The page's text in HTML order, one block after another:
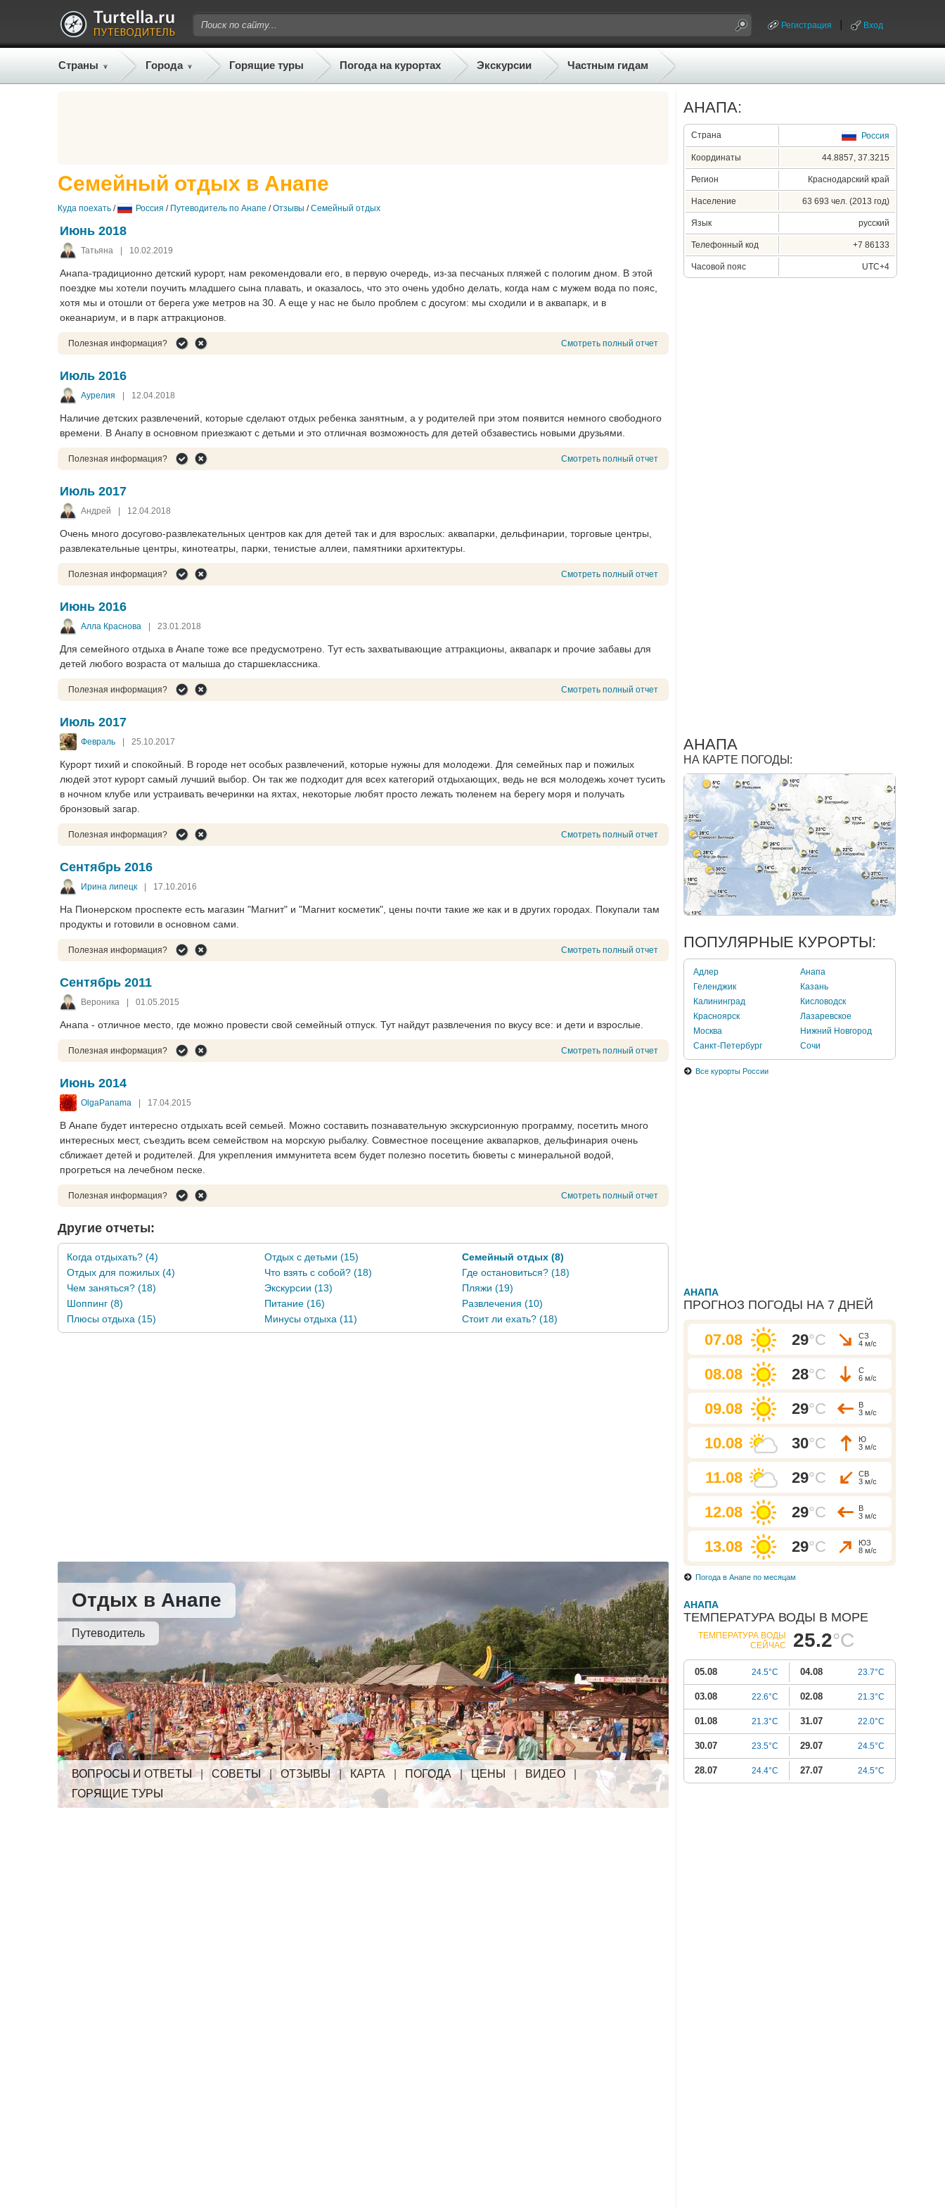
Регистрация Вход
Страны Города Горящие туры Погода на курортах Экскурсии Частным гидам
Семейный отдых в Анапе
Куда поехать / Россия / Путеводитель по Анапе /Отзывы /Семейный отдых
Июнь 2018
Татьяна | 10.02.2019
Анапа-традиционно детский курорт, нам рекомендовали его, в первую очередь, из-за песчаных пляжей с пологим дном. В этой
поездке мы хотели поучить младшего сына плавать, и оказалось, что это очень удобно делать, когда нам с мужем вода по пояс,
хотя мы и отошли от берега уже метров на 30. А еще у нас не было проблем с досугом: мы сходили и в аквапарк, и в
океанариум, и в парк аттракционов.
Полезная информация? Смотреть полный отчет
Июль 2016
Аурелия | 12.04.2018
Наличие детских развлечений, которые сделают отдых ребенка занятным, а у родителей при этом появится немного свободного
времени. В Анапу в основном приезжают с детьми и это отличная возможность для детей обзавестись новыми друзьями.
Полезная информация? Смотреть полный отчет
Июль 2017
Андрей | 12.04.2018
Очень много досугово-развлекательных центров как для детей так и для взрослых: аквапарки, дельфинарии, торговые центры,
развлекательные центры, кинотеатры, парки, тенистые аллеи, памятники архитектуры.
Полезная информация? Смотреть полный отчет
Июнь 2016
Алла Краснова | 23.01.2018
Для семейного отдыха в Анапе тоже все предусмотрено. Тут есть захватывающие аттракционы, аквапарк и прочие забавы для
детей любого возраста от малыша до старшеклассника.
Полезная информация? Смотреть полный отчет
Июль 2017
Февраль | 25.10.2017
Курорт тихий и спокойный. В городе нет особых развлечений, которые нужны для молодежи. Для семейных пар и пожилых
людей этот курорт самый лучший выбор. Он так же подходит для всех категорий отдыхающих, ведь не вся молодежь хочет тусить
в ночном клубе или устраивать вечеринки на яхтах, некоторые любят просто лежать тюленем на берегу моря и получать
бронзовый загар.
Полезная информация? Смотреть полный отчет
Сентябрь 2016
Ирина липецк | 17.10.2016
На Пионерском проспекте есть магазин "Магнит" и "Магнит косметик", цены почти такие же как и в других городах. Покупали там
продукты и готовили в основном сами.
Полезная информация? Смотреть полный отчет
Сентябрь 2011
Вероника | 01.05.2015
Анапа - отличное место, где можно провести свой семейный отпуск. Тут найдут развлечения по вкусу все: и дети и взрослые.
Полезная информация? Смотреть полный отчет
Июнь 2014
OlgaPanama | 17.04.2015
В Анапе будет интересно отдыхать всей семьей. Можно составить познавательную экскурсионную программу, посетить много
интересных мест, съездить всем семейством на морскую рыбалку. Совместное посещение аквапарков, дельфинария очень
сближает детей и родителей. Для укрепления иммунитета всем будет полезно посетить бюветы с минеральной водой,
прогреться на лечебном песке.
Полезная информация? Смотреть полный отчет
Другие отчеты:
Когда отдыхать? (4) Отдых с детьми (15)
Семейный отдых (8)
Отдых для пожилых (4)
Что взять с собой? (18)
Где остановиться? (18)
Чем заняться? (18)
Экскурсии (13)
Пляжи (19)
Шоппинг (8)
Питание (16)
Развлечения (10)
Плюсы отдыха (15)
Минусы отдыха (11) Стоит ли ехать? (18)
Отдых в Анапе
Путеводитель
ВОПРОСЫ И ОТВЕТЫ | СОВЕТЫ | ОТЗЫВЫ| КАРТА ПОГОДА|ЦЕНЫ ВИДЕО |
ГОРЯЩИЕ ТУРЫ
АНАПА:
Страна Россия
Координаты 44.8857, 37.3215
Регион Краснодарский край
Население 63 693 чел. (2013 год)
Язык русский
Телефонный код +7 86133
Часовой пояс UTC+4
АНАПА
НА КАРТЕ ПОГОДЫ:
ПОПУЛЯРНЫЕ КУРОРТЫ:
Адлер
Анапа
Геленджик
Казань
Калининград
Кисловодск
Красноярск
Лазаревское
Москва
Нижний Новгород
Санкт-Петербург
Сочи
Все курорты России
АНАПА
ПРОГНОЗ ПОГОДЫ НА 7 ДНЕЙ
07.08 29°C
СЗ
4 м/с
08.08 28°C
С
6 м/с
09.08 29°C
В
3 м/с
10.08 30°C
Ю
3 м/с
11.08 29°C
СВ
3 м/с
12.08 29°C
В
3 м/с
13.08 29°C
ЮЗ
8 м/с
Погода в Анапе по месяцам
АНАПА
ТЕМПЕРАТУРА ВОДЫ В МОРЕ
ТЕМПЕРАТУРА ВОДЫ
СЕЙЧАС
25.2°C
05.08 24.5°C 04.08 23.7°C
03.08 22.6°C 02.08 21.3°C
01.08 21.3°C 31.07 22.0°C
30.07 23.5°C 29.07 24.5°C
28.07 24.4°C 27.07 24.5°C